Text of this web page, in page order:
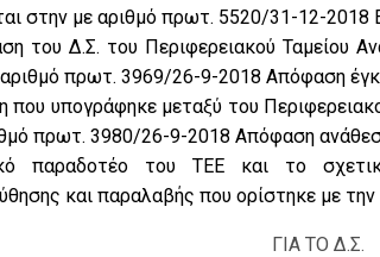
στην με αριθμό πρωτ. 5520/31-12-2018
του Δ.Σ. του Περιφερειακού Ταμείου
αριθμό πρωτ. 3969/26-9-2018 Απόφαση
που υπογράφηκε μεταξύ του
πρωτ. 3980/26-9-2018 Απόφαση
παραδοτέο του ΤΕΕ και το
και παραλαβής που ορίστηκε με
ΓΙΑ ΤΟ Δ.Σ.